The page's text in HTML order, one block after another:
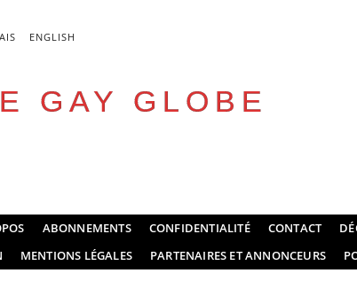
ENGLISH
GAY GLOBE
ABONNEMENTS CONFIDENTIALITÉ CONTACT
MENTIONS LÉGALES PARTENAIRES ET ANNONCEURS